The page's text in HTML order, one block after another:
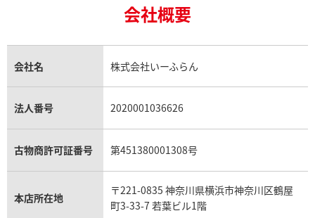
金貨買取
貴金属買取
銀・シルバー買取
パラジウム買取
トパーズ買取
タンザナイト買取
キャッツアイ買取
アクアマリン買取
ロレックス エクスプローラー買取
ロレックス デイトジャスト買取
パテック フィリップノーチラス買取
ヴァシュロン・コンスタンタン買取
オメガ買取
カルティエ買取
フランク ミュラー買取
シャネル マトラッセ買取
セリーヌ買取
プラダ買取
ヴァンクリーフ＆アーペル買取
ショーメ買取
ダミアーニ買取
モーブッサン買取
会社概要
会社名 株式会社いーふらん
法人番号 2020001036626
古物商許可証番号 第451380001308号
本店所在地
〒221-0835 神奈川県横浜市神奈川区鶴屋
町3-33-7 若葉ビル1階